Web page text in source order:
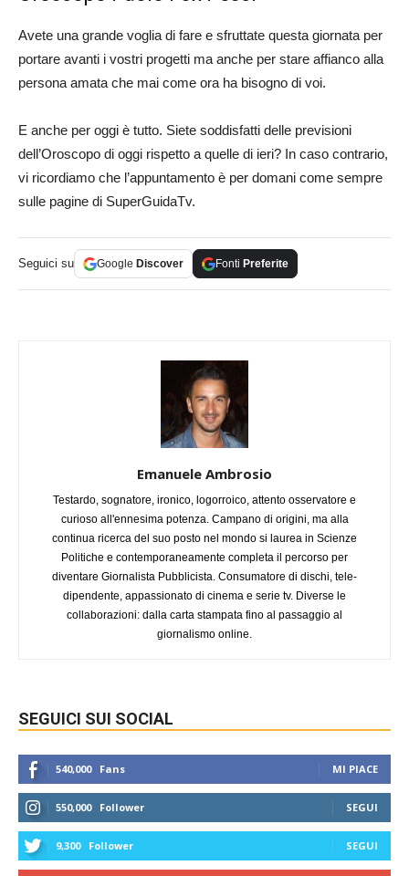
Avete una grande voglia di fare e sfruttate questa giornata per
portare avanti i vostri progetti ma anche per stare affianco alla
persona amata che mai come ora ha bisogno di voi.
E anche per oggi è tutto. Siete soddisfatti delle previsioni
dell’Oroscopo di oggi rispetto a quelle di ieri? In caso contrario,
vi ricordiamo che l’appuntamento è per domani come sempre
sulle pagine di SuperGuidaTv.
Seguici su Google Discover Fonti Preferite
Emanuele Ambrosio
Testardo, sognatore, ironico, logorroico, attento osservatore e
curioso all'ennesima potenza. Campano di origini, ma alla
continua ricerca del suo posto nel mondo si laurea in Scienze
Politiche e contemporaneamente completa il percorso per
diventare Giornalista Pubblicista. Consumatore di dischi, tele-
dipendente, appassionato di cinema e serie tv. Diverse le
collaborazioni: dalla carta stampata fino al passaggio al
giornalismo online.
SEGUICI SUI SOCIAL
540,000 Fans MI PIACE
550,000 Follower SEGUI
9,300 Follower SEGUI